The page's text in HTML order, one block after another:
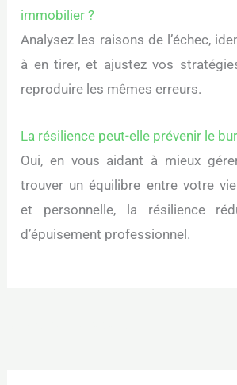
immobilier ?
Analysez les raisons de l’échec,
à en tirer, et ajustez vos
reproduire les mêmes erreurs.
La résilience peut-elle prévenir le
Oui, en vous aidant à mieux
trouver un équilibre entre votre
et personnelle, la résilience
d’épuisement professionnel.